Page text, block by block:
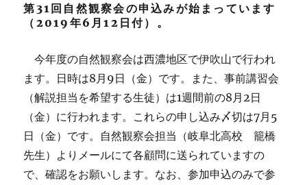
第31回自然観察会の申込みが始まっています
（2019年6月12日付）。
今年度の自然観察会は西濃地区で伊吹山で行われ
ます。日時は8月9日（金）です。また、事前講習会
（解説担当を希望する生徒）は1週間前の8月2日
（金）に行われます。これらの申し込み〆切は7月5
日（金）です。自然観察会担当（岐阜北高校 籠橋
先生）よりメールにて各顧問に送られていますの
で、確認をお願いします。なお、参加申込のみで参